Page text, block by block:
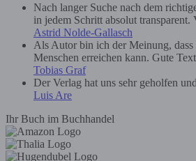
Nach langer Suche nach dem
in jedem Schritt absolut
Astrid Nolde-Gallasch
Als Autor bin ich der Meinung, dass
Menschen erreichen kann. Gute
Tobias Graf
Der Verlag hat uns sehr geholfen
Luis Are
Ihr Buch im Buchhandel